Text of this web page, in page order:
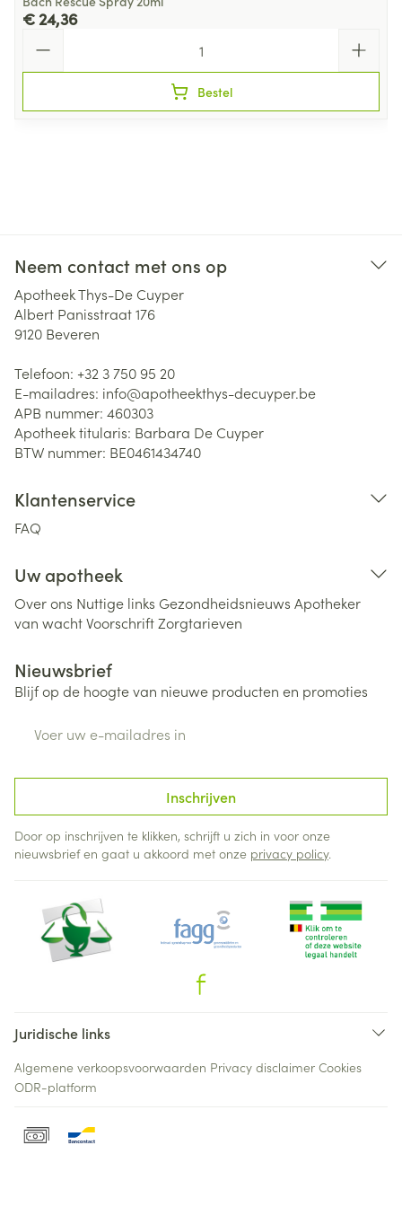
€ 24,36
Bestel
Neem contact met ons op
Apotheek Thys-De Cuyper
Albert Panisstraat 176
9120 Beveren
Telefoon: +32 3 750 95 20
E-mailadres: info@apotheekthys-decuyper.be
APB nummer: 460303
Apotheek titularis: Barbara De Cuyper
BTW nummer: BE0461434740
Klantenservice
FAQ
Uw apotheek
Over ons Nuttige links Gezondheidsnieuws Apotheker
van wachtVoorschriftZorgtarieven
Nieuwsbrief
Blijf op de hoogte van nieuwe producten en promoties
Inschrijven
Door op inschrijven te klikken, schrijft u zich in voor onze
nieuwsbrief en gaat u akkoord met onze privacy policy.
Juridische links
Algemene verkoopsvoorwaarden Privacy disclaimer Cookies
ODR-platform